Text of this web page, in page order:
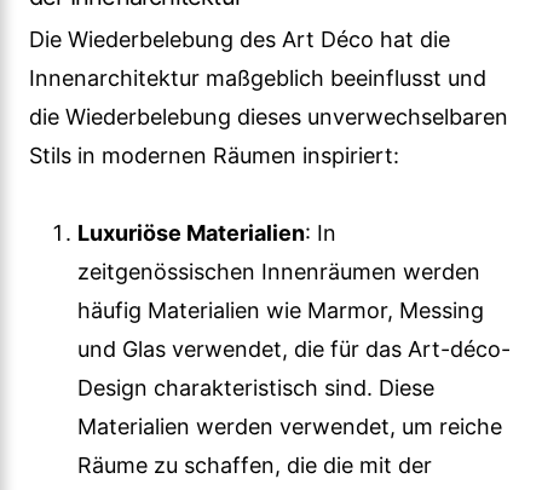
Die Wiederbelebung des Art Déco hat die
Innenarchitektur maßgeblich beeinflusst und
die Wiederbelebung dieses unverwechselbaren
Stils in modernen Räumen inspiriert:
Luxuriöse Materialien: In
zeitgenössischen Innenräumen werden
häufig Materialien wie Marmor, Messing
und Glas verwendet, die für das Art-déco-
Design charakteristisch sind. Diese
Materialien werden verwendet, um reiche
Räume zu schaffen, die die mit der